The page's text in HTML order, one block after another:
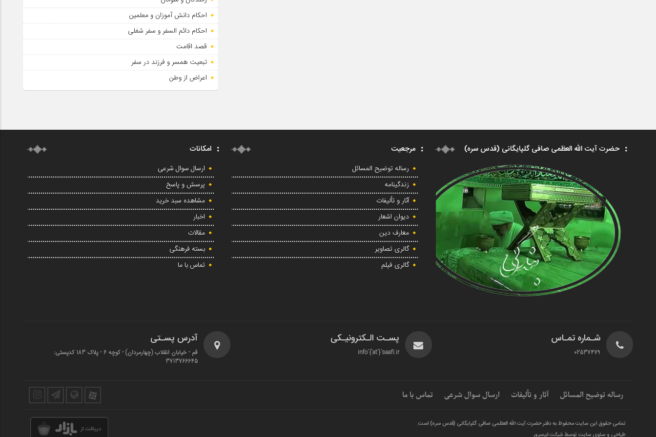
احکام دانش آموزان و معلمین
احکام دائم السفر و سفر شغلی
قصد اقامت
تبعیت همسر و فرزند در سفر
اعراض از وطن
حضرت آیت الله العظمی صافی گلپایگانی (قدس سره) مرجعیت
رساله توضیح المسائل
زندگینامه
آثار و تألیفات
دیوان اشعار
معارف دین
گالری تصاویر
گالری فیلم
امکانات
ارسال سوال شرعی
پرسش و پاسخ
مشاهده سبد خرید
اخبار
مقالات
بسته فرهنگی
تماس با ما
شـماره تمـاس
02537479
پسـت الـکترونیـکی
info`{`at`}`saafi.ir
آدرس پسـتی
قم - خیابان انقلاب (چهارمردان)‌ - کوچه 6 - پلاک 183 کدپستی:
3713766645
رساله توضیح المسائل آثار و تألیفات ارسال سوال شرعی تماس با ما
تمامی حقوق این سایت محفوظ به دفتر حضرت آیت الله العظمی صافی گلپایگانی (قدس سره) است.
طراحی و سئوی سایت توسط شرکت ابرسرور